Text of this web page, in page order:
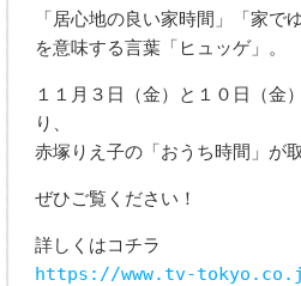
「居心地の良い家時間」「家で
を意味する言葉「ヒュッゲ」。
１１月３日（金）と１０日（金
り、
赤塚りえ子の「おうち時間」が
ぜひご覧ください！
詳しくはコチラ
https://www.tv-